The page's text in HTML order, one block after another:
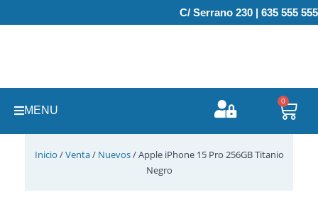
al
C/ Serrano 230 | 635 555 555
MENU
0
Inicio /Venta/ Nuevos/ Apple iPhone 15 Pro 256GB Titanio
Negro